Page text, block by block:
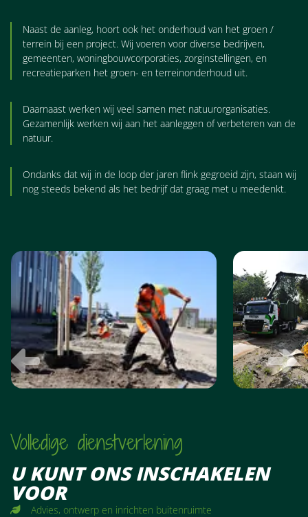
Naast de aanleg, hoort ook het onderhoud van het groen /
terrein bij een project. Wij voeren voor diverse bedrijven,
gemeenten, woningbouwcorporaties, zorginstellingen, en
recreatieparken het groen- en terreinonderhoud uit.
Daarnaast werken wij veel samen met natuurorganisaties.
Gezamenlijk werken wij aan het aanleggen of verbeteren van de
natuur.
Ondanks dat wij in de loop der jaren flink gegroeid zijn, staan wij
nog steeds bekend als het bedrijf dat graag met u meedenkt.
FOTO
ALBUM
OVERSLAAN
Volledige dienstverlening
U KUNT ONS INSCHAKELEN
VOOR
Advies, ontwerp en inrichten buitenruimte